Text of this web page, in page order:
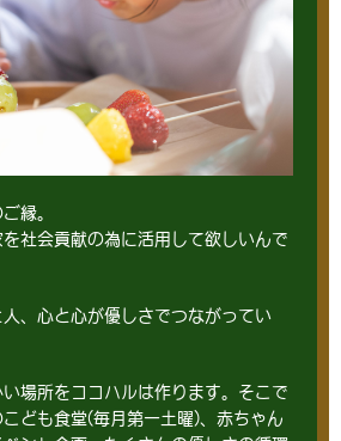
縁。
を社会貢献の為に活用して欲しいんで
、心と心が優しさでつながってい
場所をココハルは作ります。そこで
ども食堂(毎月第一土曜)、赤ちゃん